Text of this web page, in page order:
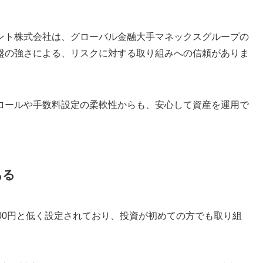
株式会社は、グローバル金融大手マネックスグループの
強さによる、リスクに対する取り組みへの信頼がありま
ルや手数料設定の柔軟性からも、安心して資産を運用で
円と低く設定されており、投資が初めての方でも取り組